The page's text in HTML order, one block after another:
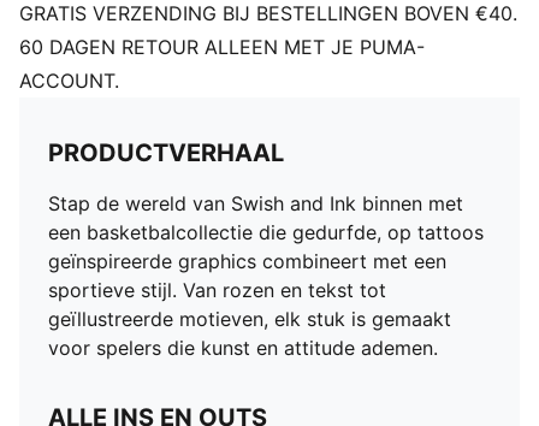
GRATIS VERZENDING BIJ BESTELLINGEN BOVEN €40.
60 DAGEN RETOUR ALLEEN MET JE PUMA-
ACCOUNT.
PRODUCTVERHAAL
Stap de wereld van Swish and Ink binnen met
een basketbalcollectie die gedurfde, op tattoos
geïnspireerde graphics combineert met een
sportieve stijl. Van rozen en tekst tot
geïllustreerde motieven, elk stuk is gemaakt
voor spelers die kunst en attitude ademen.
ALLE INS EN OUTS